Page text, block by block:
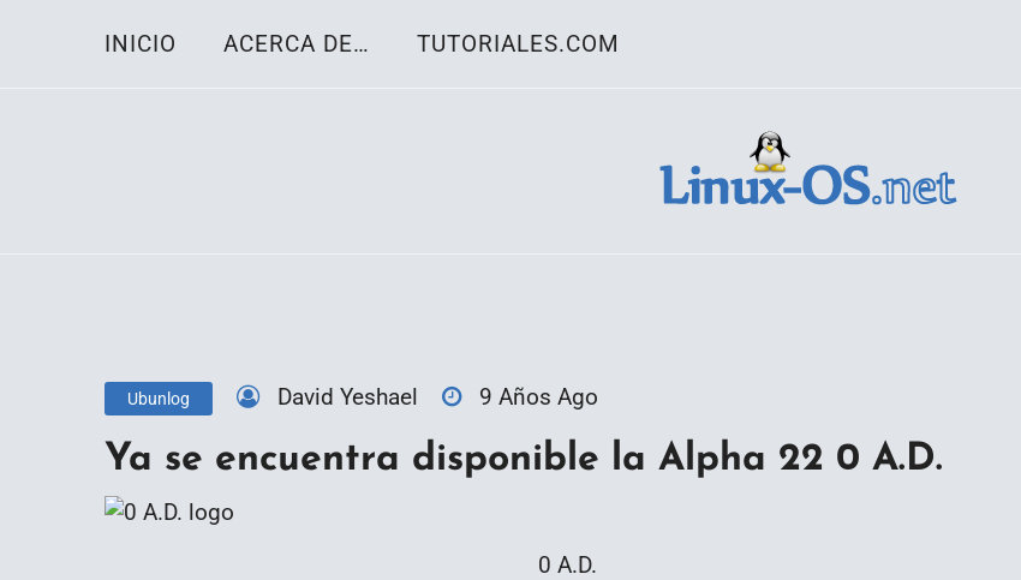
INICIO ACERCA DE… TUTORIALES.COM
Ubunlog David Yeshael 9 Años Ago
Ya se encuentra disponible la Alpha 22 0 A.D.
0 A.D.